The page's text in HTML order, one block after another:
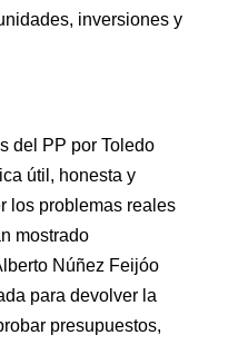
inversiones y
del PP por Toledo
útil, honesta y
los problemas reales
mostrado
Núñez Feijóo
para devolver la
presupuestos,